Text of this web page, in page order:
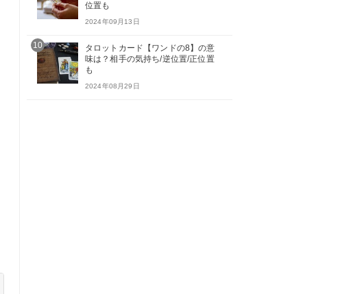
位置も
2024年09月13日
10
タロットカード【ワンドの8】の意
味は？相手の気持ち/逆位置/正位置
も
2024年08月29日